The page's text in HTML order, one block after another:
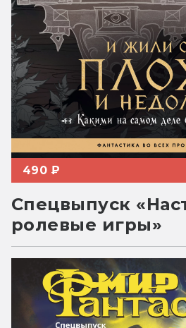
490 ₽
Спецвыпуск
ролевые игры»